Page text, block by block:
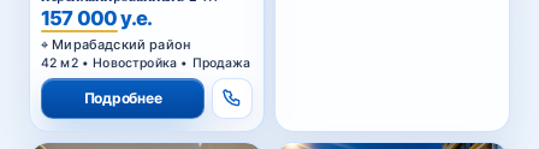
комнатную, в ЖК «Parkwood»
157 000 у.е.
Мирабадский район
42 м2 • Новостройка • Продажа
Подробнее